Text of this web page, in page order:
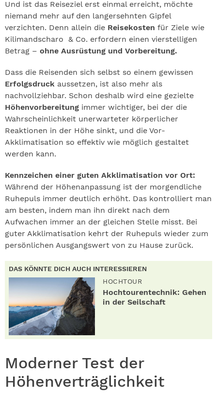
Und ist das Reiseziel erst einmal erreicht, möchte
niemand mehr auf den langersehnten Gipfel
verzichten. Denn allein die Reisekosten für Ziele wie
Kilimandscharo & Co. erfordern einen vierstelligen
Betrag – ohne Ausrüstung und Vorbereitung.
Dass die Reisenden sich selbst so einem gewissen
Erfolgsdruck aussetzen, ist also mehr als
nachvollziehbar. Schon deshalb wird eine gezielte
Höhenvorbereitung immer wichtiger, bei der die
Wahrscheinlichkeit unerwarteter körperlicher
Reaktionen in der Höhe sinkt, und die Vor-
Akklimatisation so effektiv wie möglich gestaltet
werden kann.
Kennzeichen einer guten Akklimatisation vor Ort:
Während der Höhenanpassung ist der morgendliche
Ruhepuls immer deutlich erhöht. Das kontrolliert man
am besten, indem man ihn direkt nach dem
Aufwachen immer an der gleichen Stelle misst. Bei
guter Akklimatisation kehrt der Ruhepuls wieder zum
persönlichen Ausgangswert von zu Hause zurück.
DAS KÖNNTE DICH AUCH INTERESSIEREN
HOCHTOUR
Hochtourentechnik: Gehen
in der Seilschaft
Moderner Test der
Höhenverträglichkeit